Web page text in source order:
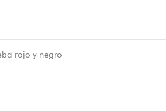
rojo y negro